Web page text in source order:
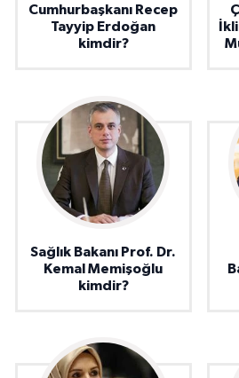
Cumhurbaşkanı Recep
Tayyip Erdoğan
kimdir?
Sağlık Bakanı Prof. Dr.
Kemal Memişoğlu
kimdir?